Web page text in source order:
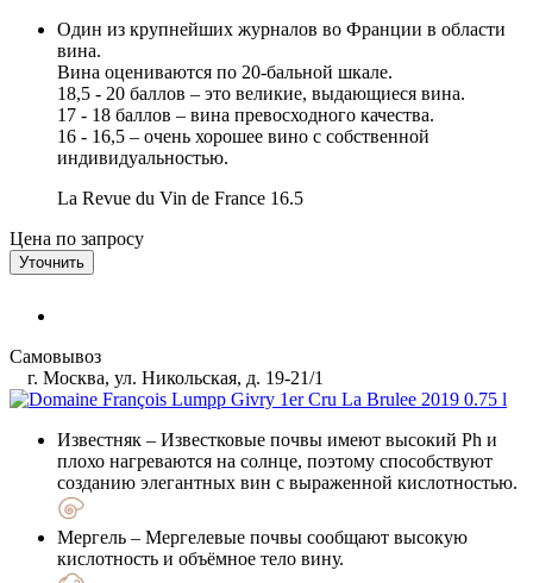
Один из крупнейших журналов во Франции в области
вина.
Вина оцениваются по 20-бальной шкале.
18,5 - 20 баллов – это великие, выдающиеся вина.
17 - 18 баллов – вина превосходного качества.
16 - 16,5 – очень хорошее вино с собственной
индивидуальностью.
La Revue du Vin de France 16.5
Цена по запросу
Уточнить
Самовывоз
г. Москва, ул. Никольская, д. 19-21/1
Известняк – Известковые почвы имеют высокий Ph и
плохо нагреваются на солнце, поэтому способствуют
созданию элегантных вин с выраженной кислотностью.
Мергель – Мергелевые почвы сообщают высокую
кислотность и объёмное тело вину.